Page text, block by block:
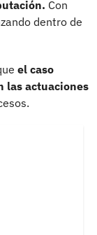
Con
dentro de
el caso
las actuaciones